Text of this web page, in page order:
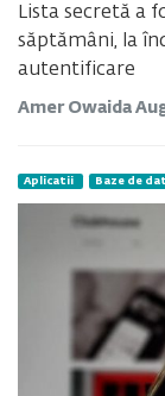
Lista secretă a
săptămâni, la
autentificare
Amer Owaida
Aplicatii Baze de